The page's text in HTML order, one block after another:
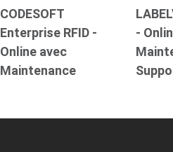
CODESOFT
Enterprise RFID -
Online avec
Maintenance
-